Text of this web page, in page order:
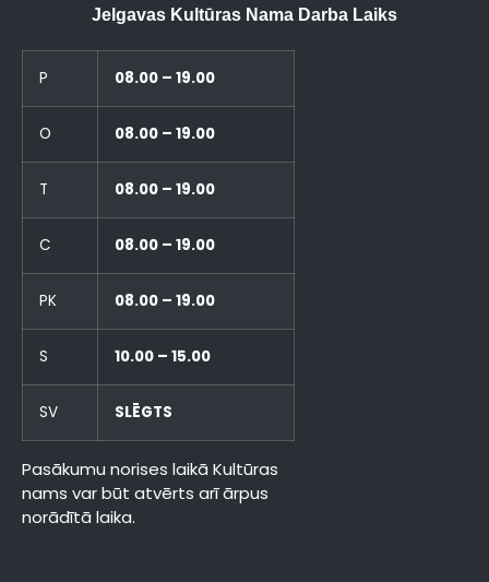
Jelgavas Kultūras Nama Darba Laiks
P 08.00 – 19.00
O 08.00 – 19.00
T 08.00 – 19.00
C 08.00 – 19.00
PK 08.00 – 19.00
S 10.00 – 15.00
SV SLĒGTS
Pasākumu norises laikā Kultūras
nams var būt atvērts arī ārpus
norādītā laika.